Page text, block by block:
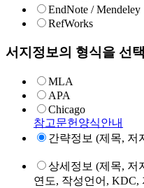
EndNote / Mendeley
RefWorks
서지정보의 형식을 선
MLA
APA
Chicago
참고문헌양식안내
간략정보 (제목, 저
상세정보 (제목, 저
연도, 작성언어, KDC,